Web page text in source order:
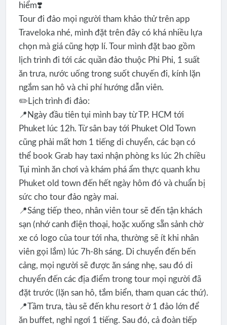
hiểm❣️
Tour đi đảo mọi người tham khảo thử trên app
Traveloka nhé, mình đặt trên đây có khá nhiều lựa
chọn mà giá cũng hợp lí. Tour mình đặt bao gồm
lịch trình đi tới các quần đảo thuộc Phi Phi, 1 suất
ăn trưa, nước uống trong suốt chuyến đi, kính lặn
ngắm san hô và chi phí hướng dẫn viên.
✏️Lịch trình đi đảo:
📍Ngày đầu tiên tụi mình bay từ TP. HCM tới
Phuket lúc 12h. Từ sân bay tới Phuket Old Town
cũng phải mất hơn 1 tiếng di chuyển, các bạn có
thể book Grab hay taxi nhận phòng ks lúc 2h chiều
Tụi mình ăn chơi và khám phá ẩm thực quanh khu
Phuket old town đến hết ngày hôm đó và chuẩn bị
sức cho tour đảo ngày mai.
📍Sáng tiếp theo, nhân viên tour sẽ đến tận khách
sạn (nhớ canh điện thoại, hoặc xuống sẵn sảnh chờ
xe có logo của tour tới nha, thường sẽ ít khi nhân
viên gọi lắm) lúc 7h-8h sáng. Di chuyển đến bến
cảng, mọi người sẽ được ăn sáng nhẹ, sau đó di
chuyển đến các địa điểm trong tour mọi người đã
đặt trước (lặn san hô, tắm biển, tham quan các thứ).
📍Tầm trưa, tàu sẽ đến khu resort ở 1 đảo lớn để
ăn buffet, nghỉ ngơi 1 tiếng. Sau đó, cả đoàn tiếp